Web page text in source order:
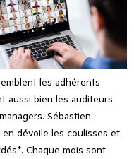
les adhérents
aussi bien les auditeurs
Sébastien
dévoile les coulisses et
Chaque mois sont